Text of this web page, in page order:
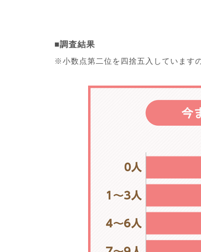
■調査結果
※小数点第二位を四捨五入しています